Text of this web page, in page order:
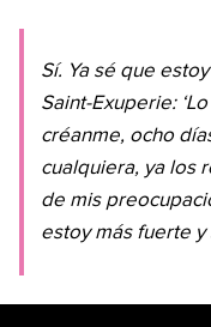
Sí. Ya sé que
Saint-Exuperie:
créanme, ocho
cualquiera, ya los
de mis
estoy más fuerte y